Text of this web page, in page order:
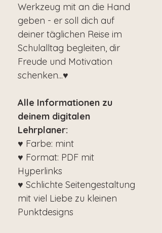
Werkzeug mit an die Hand
geben - er soll dich auf
deiner täglichen Reise im
Schulalltag begleiten, dir
Freude und Motivation
schenken...♥
Alle Informationen zu
deinem digitalen
Lehrplaner:
♥ Farbe: mint
♥ Format: PDF mit
Hyperlinks
♥ Schlichte Seitengestaltung
mit viel Liebe zu kleinen
Punktdesigns